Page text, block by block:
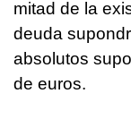
mitad de la
deuda
absolutos
de euros.